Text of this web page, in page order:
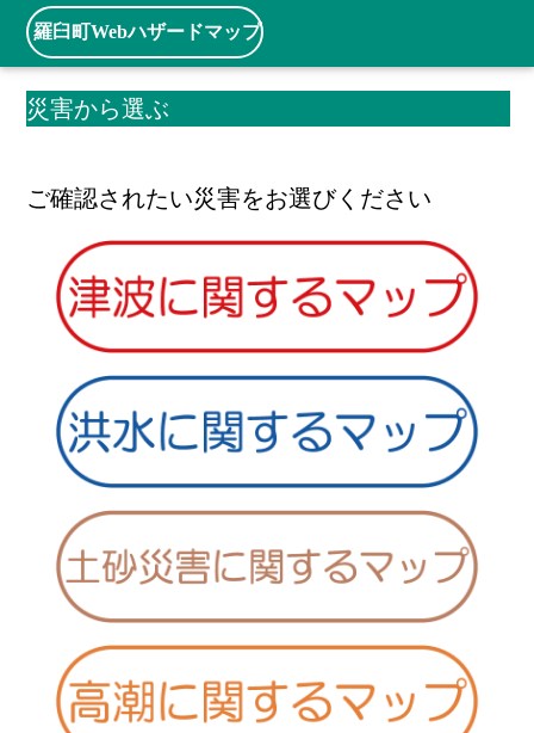
羅臼町Webハザードマップ
災害から選ぶ
ご確認されたい災害をお選びください